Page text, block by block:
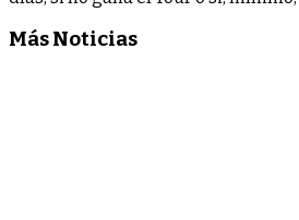
Más Noticias